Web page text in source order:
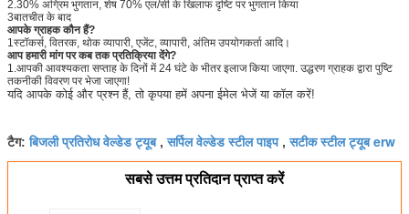
2.30% अग्रिम भुगतान, शेष 70% एल/सी के खिलाफ दृष्टि पर भुगतान किया
3बातचीत के बाद
आपके ग्राहक कौन हैं?
1स्टॉकर्स, वितरक, थोक व्यापारी, एजेंट, व्यापारी, अंतिम उपयोगकर्ता आदि।
आप हमारी मांग पर कब तक प्रतिक्रिया देंगे?
1.आपकी आवश्यकता सप्ताह के दिनों में 24 घंटे के भीतर इलाज किया जाएगा. उद्धरण ग्राहक द्वारा पुष्टि
तकनीकी विवरण पर भेजा जाएगा!
यदि आपके कोई और प्रश्न हैं, तो कृपया हमें अपना ईमेल भेजें या कॉल करें!
टैग:बिजली प्रतिरोध वेल्डेड ट्यूब,सर्पिल वेल्डेड स्टील पाइप,सटीक स्टील ट्यूब erw
सबसे उत्तम प्रतिदान प्राप्त करें